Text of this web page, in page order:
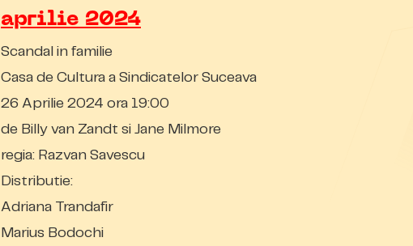
aprilie 2024
Scandal in familie
Casa de Cultura a Sindicatelor Suceava
26 Aprilie 2024 ora 19:00
de Billy van Zandt si Jane Milmore
regia: Razvan Savescu
Distributie:
Adriana Trandafir
Marius Bodochi